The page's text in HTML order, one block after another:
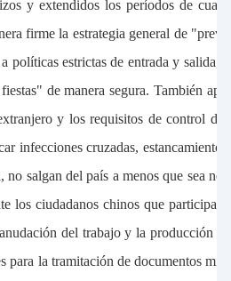
y extendidos los períodos de
firme la estrategia general de
políticas estrictas de entrada y salida,
de manera segura. También
y los requisitos de control de
infecciones cruzadas,
no salgan del país a menos que sea
los ciudadanos chinos que
del trabajo y la producción
para la tramitación de documentos